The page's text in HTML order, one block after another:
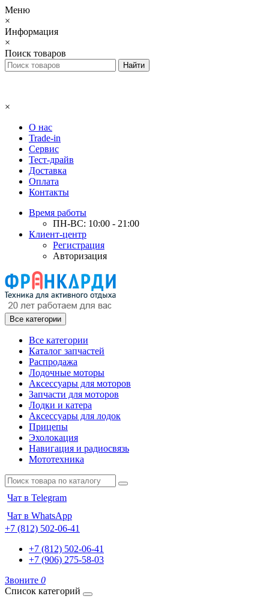
Меню
×
Информация
×
Поиск товаров
×
О нас
Trade-in
Сервис
Тест-драйв
Доставка
Оплата
Контакты
Время работы
ПН-ВС: 10:00 - 21:00
Клиент-центр
Регистрация
Авторизация
Все категории
Все категории
Каталог запчастей
Распродажа
Лодочные моторы
Аксессуары для моторов
Запчасти для моторов
Лодки и катера
Аксессуары для лодок
Прицепы
Эхолокация
Навигация и радиосвязь
Мототехника
Чат в Telegram
Чат в WhatsApp
+7 (812) 502-06-41
+7 (812) 502-06-41
+7 (906) 275-58-03
Звоните 0
Список категорий